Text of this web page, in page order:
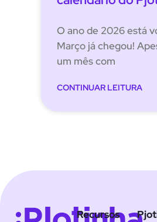
O ano de 2026 está
Março já chegou!
um mês com
CONTINUAR LEITURA
Recursos